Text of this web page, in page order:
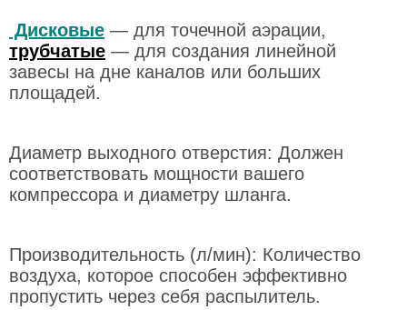
Дисковые — для точечной аэрации,
трубчатые — для создания линейной
завесы на дне каналов или больших
площадей.
Диаметр выходного отверстия: Должен
соответствовать мощности вашего
компрессора и диаметру шланга.
Производительность (л/мин): Количество
воздуха, которое способен эффективно
пропустить через себя распылитель.